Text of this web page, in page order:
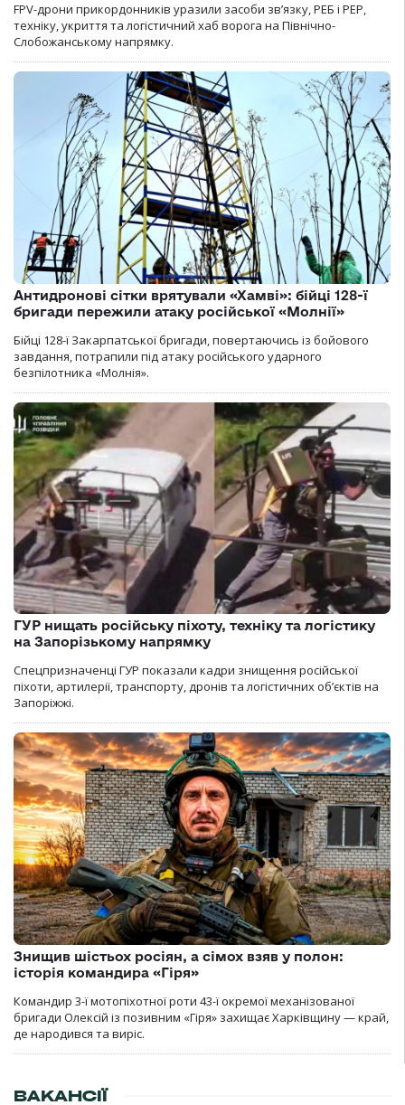
FPV-дрони прикордонників уразили засоби зв’язку, РЕБ і РЕР,
техніку, укриття та логістичний хаб ворога на Північно-
Слобожанському напрямку.
Антидронові сітки врятували «Хамві»: бійці 128-ї
бригади пережили атаку російської «Молнії»
Бійці 128-ї Закарпатської бригади, повертаючись із бойового
завдання, потрапили під атаку російського ударного
безпілотника «Молнія».
ГУР нищать російську піхоту, техніку та логістику
на Запорізькому напрямку
Спецпризначенці ГУР показали кадри знищення російської
піхоти, артилерії, транспорту, дронів та логістичних об’єктів на
Запоріжжі.
Знищив шістьох росіян, а сімох взяв у полон:
історія командира «Гіря»
Командир 3-ї мотопіхотної роти 43-ї окремої механізованої
бригади Олексій із позивним «Гіря» захищає Харківщину — край,
де народився та виріс.
ВАКАНСІЇ